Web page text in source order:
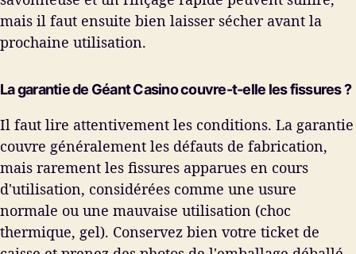
mais il faut ensuite bien laisser sécher avant la
prochaine utilisation.
La garantie de Géant Casino couvre-t-elle les fissures ?
Il faut lire attentivement les conditions. La garantie
couvre généralement les défauts de fabrication,
mais rarement les fissures apparues en cours
d'utilisation, considérées comme une usure
normale ou une mauvaise utilisation (choc
thermique, gel). Conservez bien votre ticket de